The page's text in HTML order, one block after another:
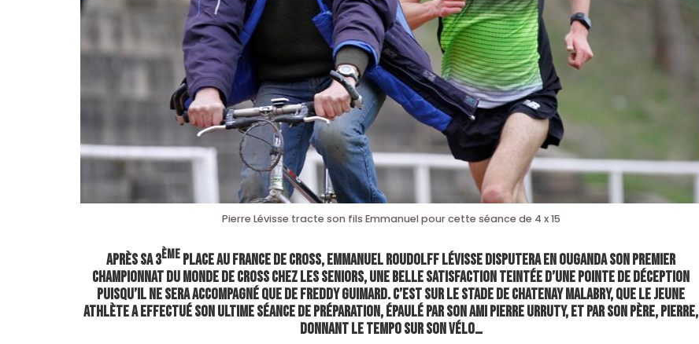
Pierre Lévisse tracte son fils Emmanuel pour cette séance de 4 x 15
Après sa 3ème place au France de cross, Emmanuel Roudolff Lévisse disputera en Ouganda son premier
championnat du monde de cross chez les seniors, une belle satisfaction teintée d’une pointe de déception
puisqu’il ne sera accompagné que de Freddy Guimard. C’est sur le stade de Chatenay Malabry, que le jeune
athlète a effectué son ultime séance de préparation, épaulé par son ami Pierre Urruty, et par son père, Pierre,
donnant le tempo sur son vélo…